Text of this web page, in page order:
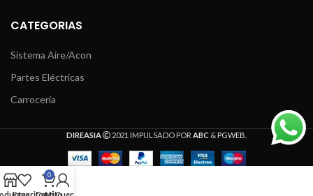
CATEGORIAS
Sistema Aire/Acon
Partes Eléctricas
Carrocería
DIREASIA 2021 IMPULSADO POR ABC &PGWEB
0